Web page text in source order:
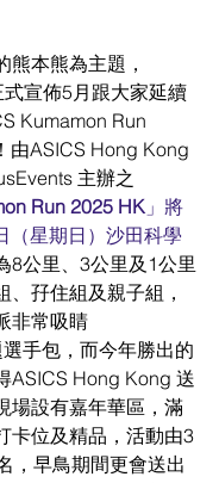
熊本熊為主題，
宣佈5月跟大家延續
Kumamon Run
由ASICS Hong Kong
主辦之
Run 2025 HK 」將
（星期日）沙田科學
8公里、3公里及1公里
、孖住組及親子組，
非常吸睛
手包，而今年勝出的
ASICS Hong Kong 送
場設有嘉年華區，滿
卡位及精品，活動由3
，早鳥期間更會送出